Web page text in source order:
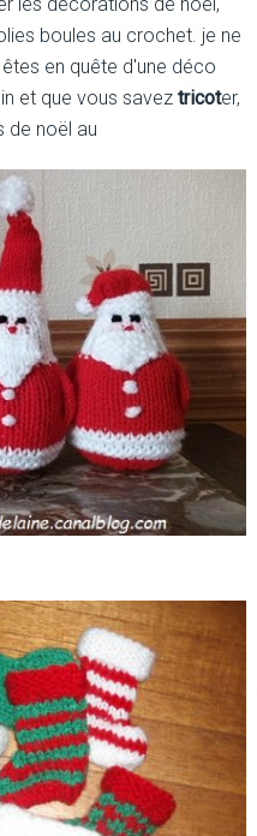
boules au crochet. je ne
en quête d'une déco
et que vous savez tricoter,
de noël au